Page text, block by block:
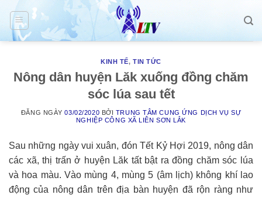
Skip
content
KINH TẾ,TIN TỨC
Nông dân huyện Lăk xuống đồng chăm
sóc lúa sau tết
ĐĂNG NGÀY03/02/2020 BỞI TRUNG TÂM CUNG ỨNG DỊCH VỤ SỰ
NGHIỆP CÔNG XÃ LIÊN SƠN LẮK
Sau những ngày vui xuân, đón Tết Kỷ Hợi 2019, nông dân
các xã, thị trấn ở huyện Lăk tất bật ra đồng chăm sóc lúa
và hoa màu. Vào mùng 4, mùng 5 (âm lịch) không khí lao
động của nông dân trên địa bàn huyện đã rộn ràng như